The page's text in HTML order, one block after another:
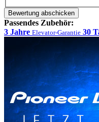
Bewertung abschicken
Passendes Zubehör:
3 Jahre Elevator-Garantie 30